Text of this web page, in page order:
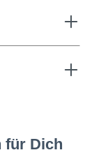
für Dich